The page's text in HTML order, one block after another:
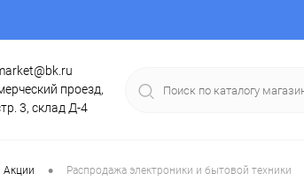
проезд,
3, склад Д-4
Акции • Распродажа электроники и бытовой техники